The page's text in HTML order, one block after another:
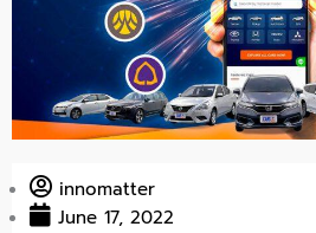
innomatter
June 17, 2022